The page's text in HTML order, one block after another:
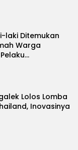
laki Ditemukan
Warga
Lolos Lomba
Inovasinya